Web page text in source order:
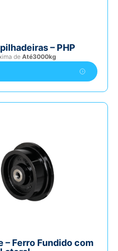
– PHP
de Até3000kg
– Ferro Fundido com